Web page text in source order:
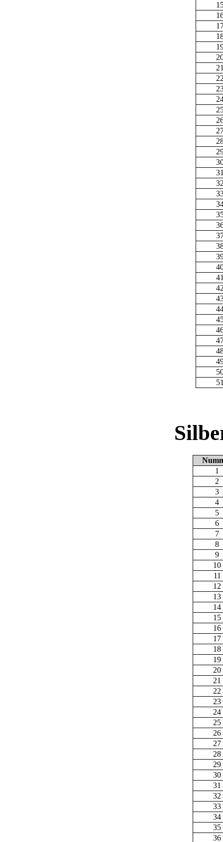
1
2
3
4
5
6
7
8
9
10
11
12
13
14
15
16
17
18
19
20
21
22
23
24
25
26
27
28
29
30
31
32
33
34
35
36